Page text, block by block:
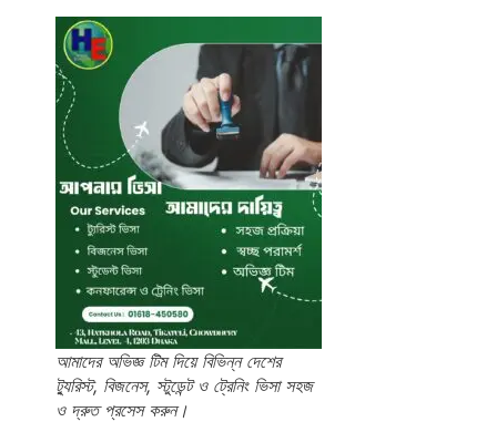
আমাদের অভিজ্ঞ টিম দিয়ে বিভিন্ন দেশের
ট্যুরিস্ট, বিজনেস, স্টুডেন্ট ও ট্রেনিং ভিসা সহজ
ও দ্রুত প্রসেস করুন।